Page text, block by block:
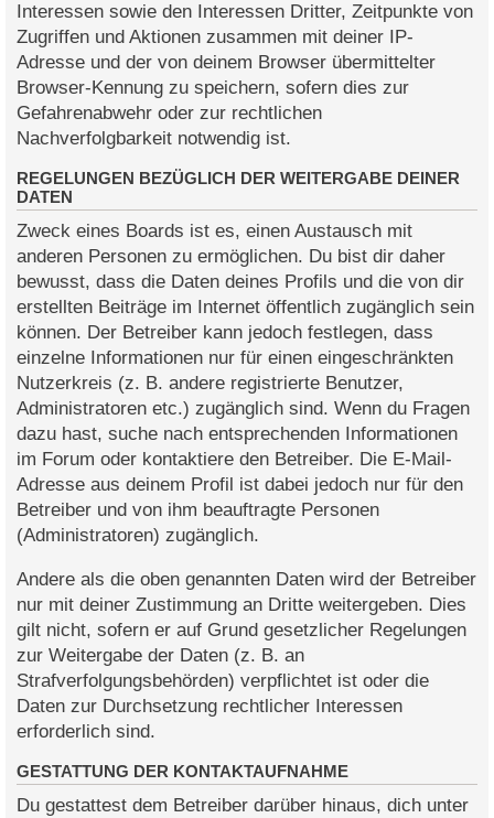
Interessen sowie den Interessen Dritter, Zeitpunkte von
Zugriffen und Aktionen zusammen mit deiner IP-
Adresse und der von deinem Browser übermittelter
Browser-Kennung zu speichern, sofern dies zur
Gefahrenabwehr oder zur rechtlichen
Nachverfolgbarkeit notwendig ist.
REGELUNGEN BEZÜGLICH DER WEITERGABE DEINER
DATEN
Zweck eines Boards ist es, einen Austausch mit
anderen Personen zu ermöglichen. Du bist dir daher
bewusst, dass die Daten deines Profils und die von dir
erstellten Beiträge im Internet öffentlich zugänglich sein
können. Der Betreiber kann jedoch festlegen, dass
einzelne Informationen nur für einen eingeschränkten
Nutzerkreis (z. B. andere registrierte Benutzer,
Administratoren etc.) zugänglich sind. Wenn du Fragen
dazu hast, suche nach entsprechenden Informationen
im Forum oder kontaktiere den Betreiber. Die E-Mail-
Adresse aus deinem Profil ist dabei jedoch nur für den
Betreiber und von ihm beauftragte Personen
(Administratoren) zugänglich.
Andere als die oben genannten Daten wird der Betreiber
nur mit deiner Zustimmung an Dritte weitergeben. Dies
gilt nicht, sofern er auf Grund gesetzlicher Regelungen
zur Weitergabe der Daten (z. B. an
Strafverfolgungsbehörden) verpflichtet ist oder die
Daten zur Durchsetzung rechtlicher Interessen
erforderlich sind.
GESTATTUNG DER KONTAKTAUFNAHME
Du gestattest dem Betreiber darüber hinaus, dich unter